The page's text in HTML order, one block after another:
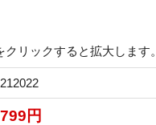
リックすると拡大します。
円